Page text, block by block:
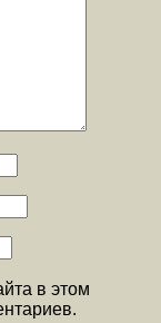
в этом